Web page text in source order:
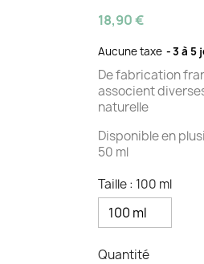
18,90 €
Aucune taxe 3 à 5
De fabrication
associent
naturelle
Disponible en
50 ml
Taille : 100 ml
Quantité